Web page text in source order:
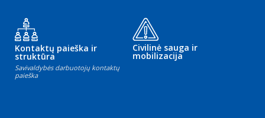
Kontaktų paieška ir
struktūra
Savivaldybės darbuotojų kontaktų
paieška
Civilinė sauga ir
mobilizacija